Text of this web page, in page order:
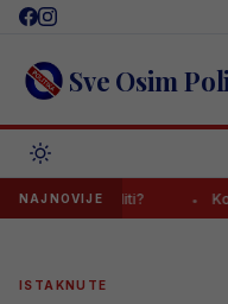
Skip
content Sve Osim
NAJNOVIJE
ISTAKNUTE